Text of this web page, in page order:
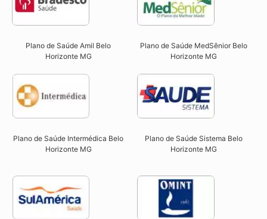
Plano de Saúde Amil Belo
Horizonte MG
Plano de Saúde MedSênior Belo
Horizonte MG​
Plano de Saúde Intermédica Belo
Horizonte MG
Plano de Saúde Sistema Belo
Horizonte MG​